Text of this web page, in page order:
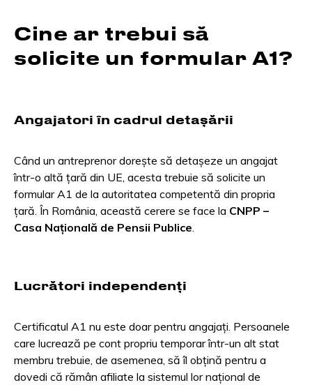
Cine ar trebui să
solicite un formular A1?
Angajatori în cadrul detașării
Când un antreprenor dorește să detașeze un angajat
într-o altă țară din UE, acesta trebuie să solicite un
formular A1 de la autoritatea competentă din propria
țară. În România, această cerere se face la CNPP –
Casa Națională de Pensii Publice
Lucrători independenți
Certificatul A1 nu este doar pentru angajați. Persoanele
care lucrează pe cont propriu temporar într-un alt stat
membru trebuie, de asemenea, să îl obțină pentru a
dovedi că rămân afiliate la sistemul lor național de